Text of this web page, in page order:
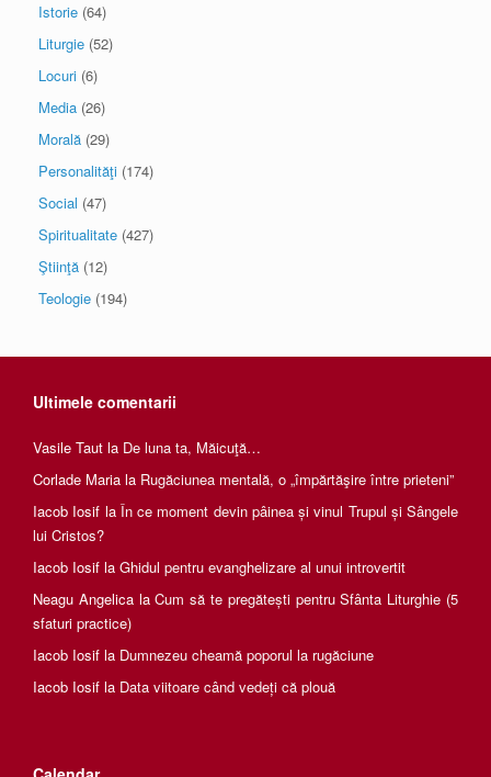
Istorie (64)
Liturgie (52)
Locuri (6)
Media (26)
Morală (29)
Personalităţi (174)
Social (47)
Spiritualitate (427)
Ştiinţă (12)
Teologie (194)
Ultimele comentarii
Vasile Taut la De luna ta, Măicuţă…
Corlade Maria la Rugăciunea mentală, o „împărtăşire între prieteni”
Iacob Iosif la În ce moment devin pâinea și vinul Trupul și Sângele
lui Cristos?
Iacob Iosif la Ghidul pentru evanghelizare al unui introvertit
Neagu AngelicalaCum să te pregătești pentru Sfânta Liturghie (5
sfaturi practice)
Iacob Iosif la Dumnezeu cheamă poporul la rugăciune
Iacob Iosif la Data viitoare când vedeți că plouă